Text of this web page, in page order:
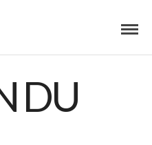
DU